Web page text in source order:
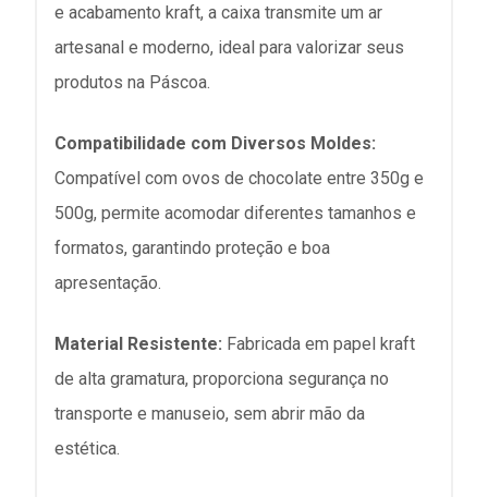
e acabamento kraft, a caixa transmite um ar
artesanal e moderno, ideal para valorizar seus
produtos na Páscoa.​
Compatibilidade com Diversos Moldes:
Compatível com ovos de chocolate entre 350g e
500g, permite acomodar diferentes tamanhos e
formatos, garantindo proteção e boa
apresentação.​
Material Resistente: Fabricada em papel kraft
de alta gramatura, proporciona segurança no
transporte e manuseio, sem abrir mão da
estética.​